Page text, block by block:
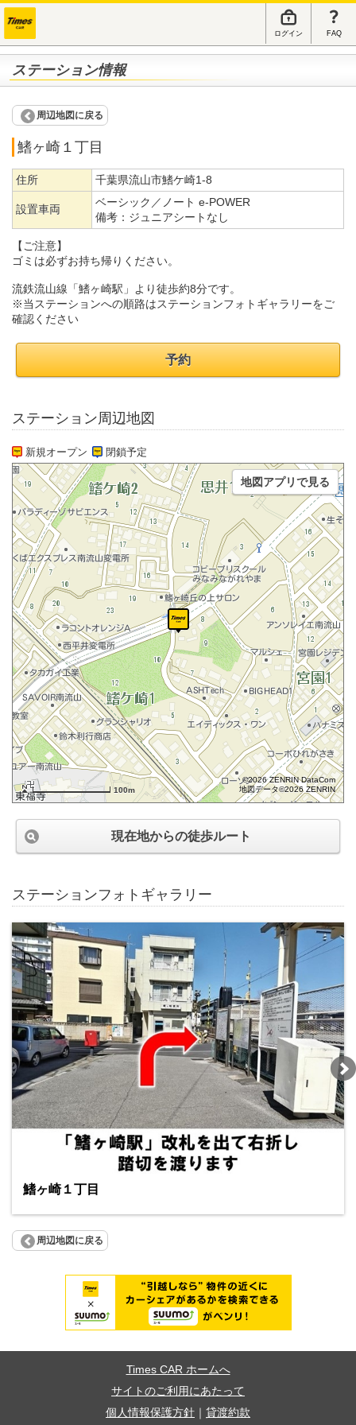
ログイン FAQ
ステーション情報
周辺地図に戻る
鰭ヶ崎１丁目
住所 千葉県流山市鰭ケ崎1-8
設置車両
ベーシック／ノート e-POWER
備考： ジュニアシートなし
【ご注意】
ゴミは必ずお持ち帰りください。
流鉄流山線「鰭ヶ崎駅」より徒歩約8分です。
※当ステーションへの順路はステーションフォトギャラリーをご
確認ください
予約
ステーション周辺地図
新規オープン 閉鎖予定
100m
©2026 ZENRIN DataCom
地図データ©2026 ZENRIN
地図アプリで見る
現在地からの徒歩ルート
ステーションフォトギャラリー
鰭ヶ崎１丁目
周辺地図に戻る
Times CAR ホームへ
サイトのご利用にあたって
個人情報保護方針
貸渡約款